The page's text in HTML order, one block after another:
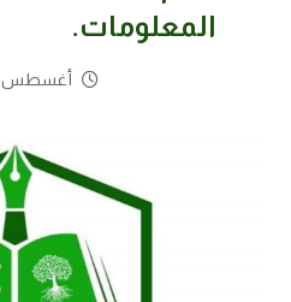
المعلومات.
أغسطس 6, 2025